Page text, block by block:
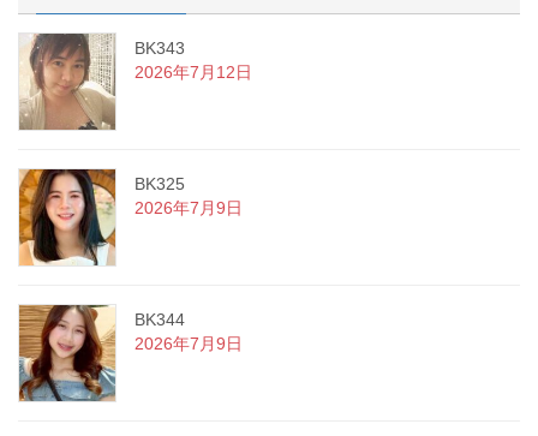
BK343
2026年7月12日
BK325
2026年7月9日
BK344
2026年7月9日